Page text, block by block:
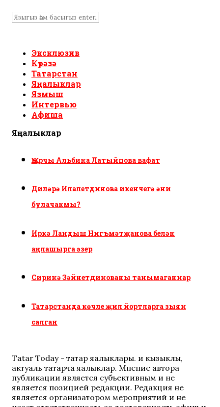
Эксклюзив
Күрәзә
Татарстан
Яңалыклар
Язмыш
Интервью
Афиша
Яңалыклар
Җырчы Альбина Латыйпова вафат
Диләрә Илалетдинова икенчегә әни
булачакмы?
Иркә Ландыш Нигъмәтҗанова белән
аңлашырга әзер
Сиринә Зәйнетдинованы танымаганнар
Татарстанда көчле җил йортларга зыян
салган
Tatar Today - татар яңалыклары. иң кызыклы,
актуаль татарча яңалыклар. Мнение автора
публикации является субъективным и не
является позицией редакции. Редакция не
является организатором мероприятий и не